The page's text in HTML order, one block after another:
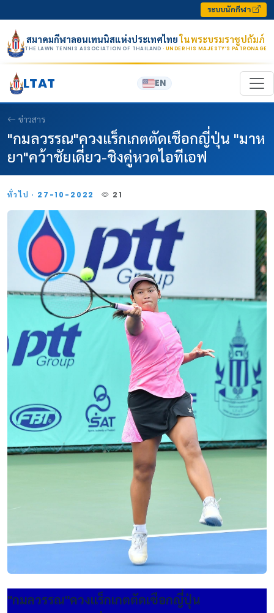
ระบบนักกีฬา
สมาคมกีฬาลอนเทนนิสแห่งประเทศไทยในพระบรมราชูปถัมภ์
THE LAWN TENNIS ASSOCIATION OF THAILAND · UNDER HIS MAJESTY’S PATRONAGE
LTAT EN
ข่าวสาร
"กมลวรรณ"ควงแร็กเกตตัดเชือกญี่ปุ่น "มาห
ยา"คว้าชัยเดี่ยว-ชิงคู่หวดไอทีเอฟ
ทั่วไป · 27-10-2022 21
"กมลวรรณ"ควงแร็กเกตตัดเชือกญี่ปุ่น